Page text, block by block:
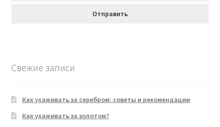
Свежие записи
Как ухаживать за серебром: советы и рекомендации
Как ухаживать за золотом?